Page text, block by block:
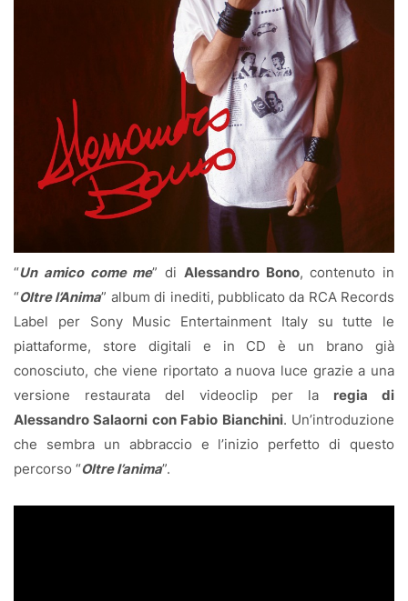
“Un amico come me” di Alessandro Bono, contenuto in
“Oltre l’Anima” album di inediti, pubblicato da RCA Records
Label per Sony Music Entertainment Italy su tutte le
piattaforme, store digitali e in CD è un brano già
conosciuto, che viene riportato a nuova luce grazie a una
versione restaurata del videoclip per la regia di
Alessandro Salaorni con Fabio Bianchini. Un’introduzione
che sembra un abbraccio e l’inizio perfetto di questo
percorso “Oltre l’anima”.